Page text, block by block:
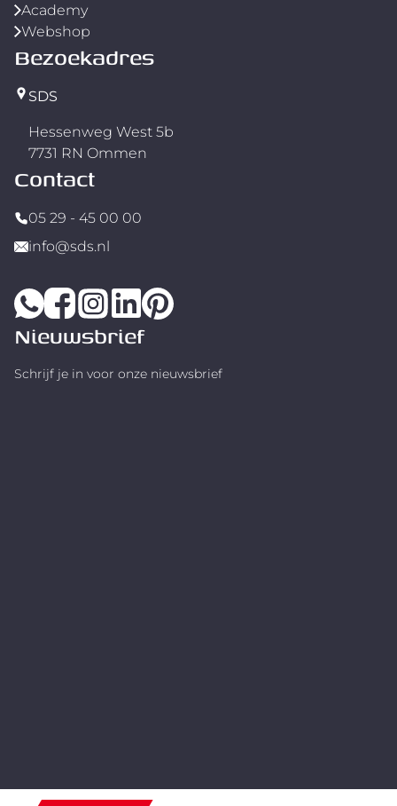
Academy
Webshop
Bezoekadres
SDS
Hessenweg West 5b
7731 RN Ommen
Contact
05 29 - 45 00 00
info@sds.nl
Nieuwsbrief
Schrijf je in voor onze nieuwsbrief